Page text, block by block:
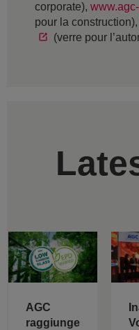
corporate),
pour la construction),
(verre pour
AGC
raggiunge